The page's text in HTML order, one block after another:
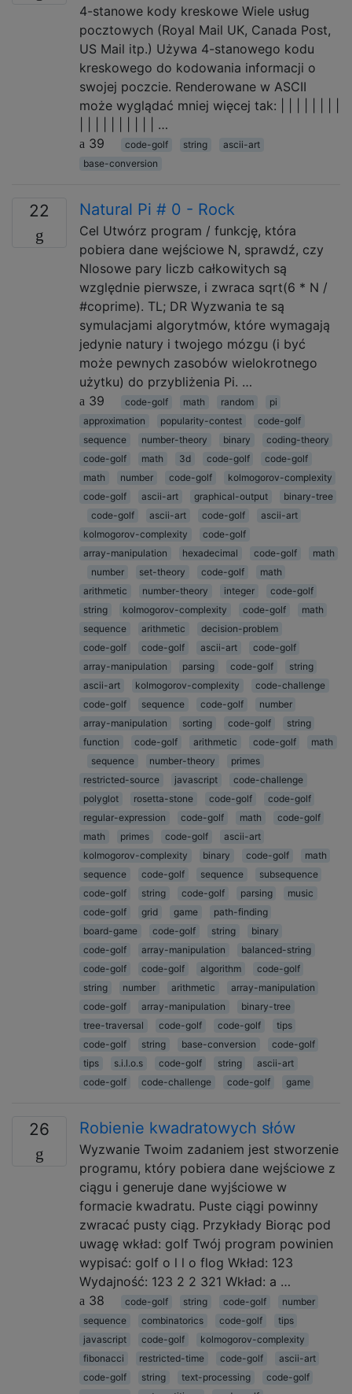
4-stanowe kody kreskowe Wiele usług
pocztowych (Royal Mail UK, Canada Post,
US Mail itp.) Używa 4-stanowego kodu
kreskowego do kodowania informacji o
swojej poczcie. Renderowane w ASCII
może wyglądać mniej więcej tak: | | | | | | | |
| | | | | | | | | | …
39
code-golf string
ascii-art
base-conversion
22 Natural Pi # 0 - Rock
Cel Utwórz program / funkcję, która
pobiera dane wejściowe N, sprawdź, czy
Nlosowe pary liczb całkowitych są
względnie pierwsze, i zwraca sqrt(6 * N /
#coprime). TL; DR Wyzwania te są
symulacjami algorytmów, które wymagają
jedynie natury i twojego mózgu (i być
może pewnych zasobów wielokrotnego
użytku) do przybliżenia Pi. …
39
code-golf math random
pi
approximation
popularity-contest
code-golf
sequence
number-theory binary
coding-theory
code-golf
math 3d code-golf
code-golf
math
number code-golf
kolmogorov-complexity
code-golf
ascii-art graphical-output
binary-tree
code-golf
ascii-art code-golf
ascii-art
kolmogorov-complexity
code-golf
array-manipulation
hexadecimal code-golf
math
number
set-theory code-golf
math
arithmetic
number-theory integer
code-golf
string
kolmogorov-complexity code-golf
math
sequence
arithmetic
decision-problem
code-golf
code-golf ascii-art
code-golf
array-manipulation
parsing code-golf
string
ascii-art
kolmogorov-complexity
code-challenge
code-golf
sequence code-golf
number
array-manipulation
sorting code-golf
string
function
code-golf arithmetic code-golf
math
sequence
number-theory
primes
restricted-source
javascript
code-challenge
polyglot
rosetta-stone code-golf
code-golf
regular-expression
code-golf math
code-golf
math
primes code-golf
ascii-art
kolmogorov-complexity
binary code-golf
math
sequence
code-golf sequence
subsequence
code-golf
string code-golf parsing
music
code-golf
grid game
path-finding
board-game
code-golf string
binary
code-golf
array-manipulation
balanced-string
code-golf
code-golf algorithm
code-golf
string
number arithmetic
array-manipulation
code-golf
array-manipulation
binary-tree
tree-traversal
code-golf code-golf
tips
code-golf
string base-conversion
code-golf
tips
s.i.l.o.s code-golf string
ascii-art
code-golf
code-challenge code-golf game
26 Robienie kwadratowych słów
Wyzwanie Twoim zadaniem jest stworzenie
programu, który pobiera dane wejściowe z
ciągu i generuje dane wyjściowe w
formacie kwadratu. Puste ciągi powinny
zwracać pusty ciąg. Przykłady Biorąc pod
uwagę wkład: golf Twój program powinien
wypisać: golf o l l o flog Wkład: 123
Wydajność: 123 2 2 321 Wkład: a …
38
code-golf string code-golf
number
sequence
combinatorics code-golf
tips
javascript
code-golf
kolmogorov-complexity
fibonacci
restricted-time code-golf
ascii-art
code-golf
string text-processing
code-golf